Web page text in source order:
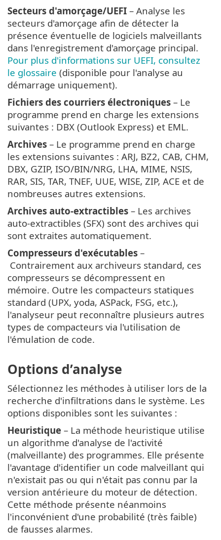
Secteurs d'amorçage/UEFI – Analyse les
secteurs d'amorçage afin de détecter la
présence éventuelle de logiciels malveillants
dans l'enregistrement d'amorçage principal.
Pour plus d'informations sur UEFI, consultez
le glossaire (disponible pour l'analyse au
démarrage uniquement).
Fichiers des courriers électroniques – Le
programme prend en charge les extensions
suivantes : DBX (Outlook Express) et EML.
Archives – Le programme prend en charge
les extensions suivantes : ARJ, BZ2, CAB, CHM,
DBX, GZIP, ISO/BIN/NRG, LHA, MIME, NSIS,
RAR, SIS, TAR, TNEF, UUE, WISE, ZIP, ACE et de
nombreuses autres extensions.
Archives auto-extractibles – Les archives
auto-extractibles (SFX) sont des archives qui
sont extraites automatiquement.
Compresseurs d'exécutables –
Contrairement aux archiveurs standard, ces
compresseurs se décompressent en
mémoire. Outre les compacteurs statiques
standard (UPX, yoda, ASPack, FSG, etc.),
l'analyseur peut reconnaître plusieurs autres
types de compacteurs via l'utilisation de
l'émulation de code.
Options d’analyse
Sélectionnez les méthodes à utiliser lors de la
recherche d'infiltrations dans le système. Les
options disponibles sont les suivantes :
Heuristique – La méthode heuristique utilise
un algorithme d'analyse de l'activité
(malveillante) des programmes. Elle présente
l'avantage d'identifier un code malveillant qui
n'existait pas ou qui n'était pas connu par la
version antérieure du moteur de détection.
Cette méthode présente néanmoins
l'inconvénient d'une probabilité (très faible)
de fausses alarmes.